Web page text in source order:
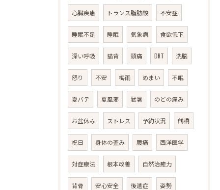
心臓疾患 トランス脂肪酸 不安症
睡眠不足 睡眠 気象病 食欲低下
深い呼吸 猫背 頭痛 DRT 洗脳
怒り 不安 梅雨 めまい 不眠
夏バテ 夏風邪 猛暑 のどの痛み
お盆休み ストレス 予約状況 鶴橋
祝日 身体の歪み 腰痛 西洋医学
対症療法 根本改善 自然治癒力
背骨 安心安全 後遺症 姿勢